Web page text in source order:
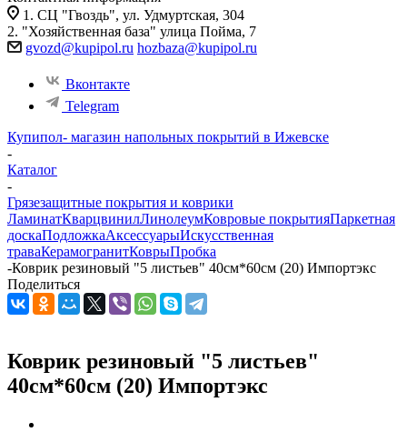
1. СЦ "Гвоздь", ул. Удмуртская, 304
2. "Хозяйственная база" улица Пойма, 7
gvozd@kupipol.ru hozbaza@kupipol.ru
Вконтакте
Telegram
Купипол- магазин напольных покрытий в Ижевске
-
Каталог
-
Грязезащитные покрытия и коврики
ЛаминатКварцвинилЛинолеумКовровые покрытияПаркетная
доскаПодложкаАксессуарыИскусственная
траваКерамогранитКоврыПробка
-Коврик резиновый "5 листьев" 40см*60см (20) Импортэкс
Поделиться
Коврик резиновый "5 листьев"
40см*60см (20) Импортэкс